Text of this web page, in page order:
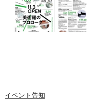
イベント告知